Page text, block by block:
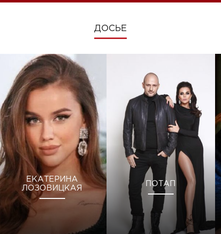
ДОСЬЕ
ЕКАТЕРИНА
ЛОЗОВИЦКАЯ
ПОТАП